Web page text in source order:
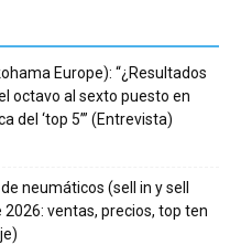
Europe): “¿Resultados
octavo al sexto puesto en
del ‘top 5’” (Entrevista)
neumáticos (sell in y sell
ventas, precios, top ten